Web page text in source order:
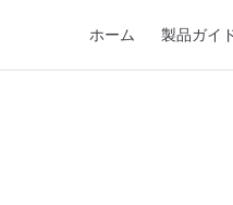
ホーム 製品ガイ